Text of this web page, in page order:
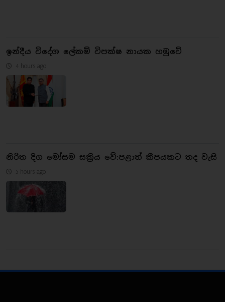
ඉන්දීය විදේශ ලේකම් විපක්ෂ නායක හමුවේ
4 hours ago
නිරිත දිග මෝසම සක්‍රිය වේ:පළාත් කීපයකට තද වැසි
5 hours ago